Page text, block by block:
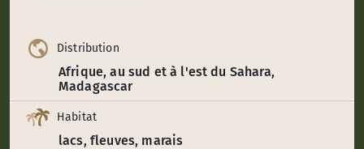
Distribution
Afrique, au sud et à l'est du Sahara,
Madagascar
Habitat
lacs, fleuves, marais